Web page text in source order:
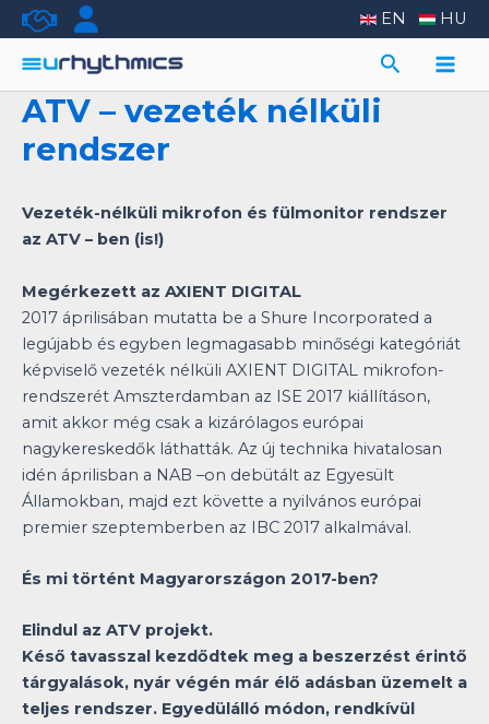
Skip
to
content
EN HU
Search
ATV – vezeték nélküli
rendszer
Vezeték-nélküli mikrofon és fülmonitor rendszer
az ATV – ben (is!)
Megérkezett az AXIENT DIGITAL
2017 áprilisában mutatta be a Shure Incorporated a
legújabb és egyben legmagasabb minőségi kategóriát
képviselő vezeték nélküli AXIENT DIGITAL mikrofon-
rendszerét Amszterdamban az ISE 2017 kiállításon,
amit akkor még csak a kizárólagos európai
nagykereskedők láthatták. Az új technika hivatalosan
idén áprilisban a NAB –on debütált az Egyesült
Államokban, majd ezt követte a nyilvános európai
premier szeptemberben az IBC 2017 alkalmával.
És mi történt Magyarországon 2017-ben?
Elindul az ATV projekt.
Késő tavasszal kezdődtek meg a beszerzést érintő
tárgyalások, nyár végén már élő adásban üzemelt a
teljes rendszer. Egyedülálló módon, rendkívül